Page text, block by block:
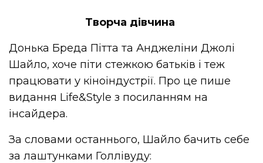
Творча дівчина
Донька Бреда Пітта та Анджеліни Джолі
Шайло, хоче піти стежкою батьків і теж
працювати у кіноіндустрії. Про це пише
видання Life&Style з посиланням на
інсайдера.
За словами останнього, Шайло бачить себе
за лаштунками Голлівуду: